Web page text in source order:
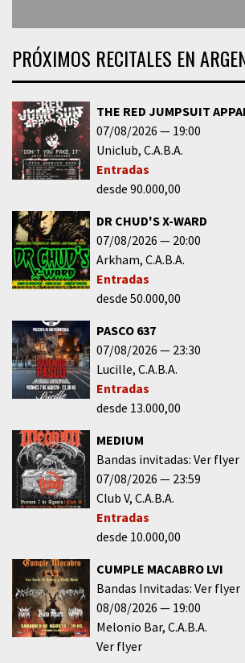
PRÓXIMOS RECITALES EN
THE RED JUMPSUIT
07/08/2026
19:00
Uniclub C.A.B.A.
Entradas
desde 90.000,00
DR CHUD'S X-WARD
07/08/2026
20:00
Arkham C.A.B.A.
Entradas
desde 50.000,00
PASCO 637
07/08/2026
23:30
Lucille C.A.B.A.
Entradas
desde 13.000,00
MEDIUM
Bandas invitadas: Ver flyer
07/08/2026
23:59
Club V C.A.B.A.
Entradas
desde 10.000,00
CUMPLE MACABRO LVI
Bandas Invitadas: Ver flyer
08/08/2026
19:00
Melonio Bar C.A.B.A.
Ver flyer